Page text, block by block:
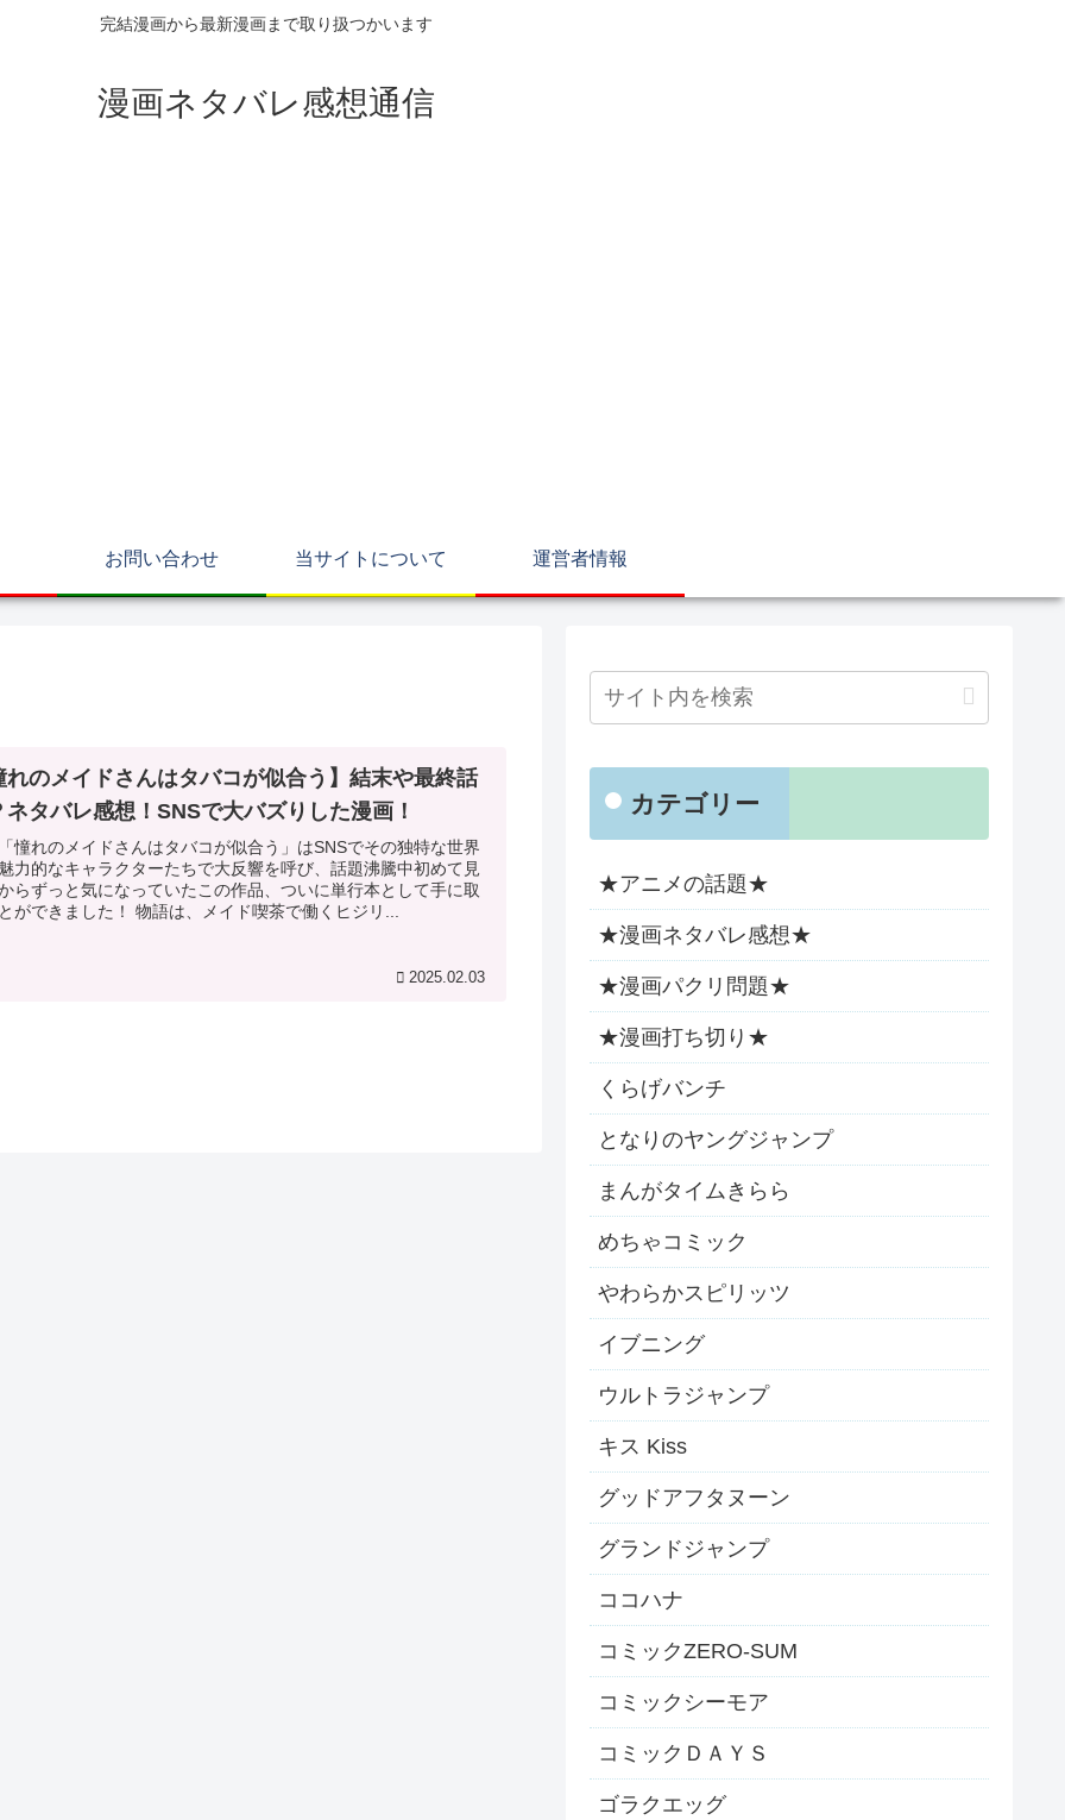
完結漫画から最新漫画まで取り扱つかいます
漫画ネタバレ感想通信
お問い合わせ 当サイトについて 運営者情報
れのメイドさんはタバコが似合う】結末や最終話
ネタバレ感想！SNSで大バズりした漫画！
憧れのメイドさんはタバコが似合う」はSNSでその独特な世界
力的なキャラクターたちで大反響を呼び、話題沸騰中初めて見
らずっと気になっていたこの作品、ついに単行本として手に取
ができました！ 物語は、メイド喫茶で働くヒジリ...
2025.02.03
カテゴリー
★アニメの話題★
★漫画ネタバレ感想★
★漫画パクリ問題★
★漫画打ち切り★
くらげバンチ
となりのヤングジャンプ
まんがタイムきらら
めちゃコミック
やわらかスピリッツ
イブニング
ウルトラジャンプ
キス Kiss
グッドアフタヌーン
グランドジャンプ
ココハナ
コミックZERO-SUM
コミックシーモア
コミックＤＡＹＳ
ゴラクエッグ